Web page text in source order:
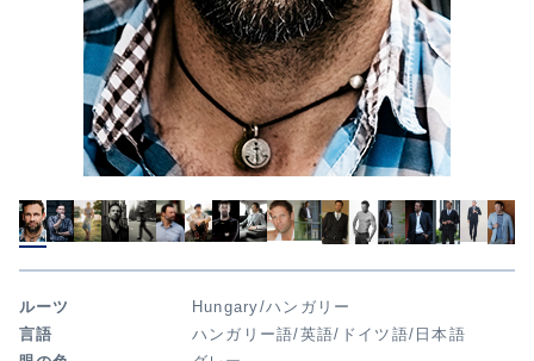
ルーツ
Hungary/ハンガリー
言語
ハンガリー語/英語/ドイツ語/日本語